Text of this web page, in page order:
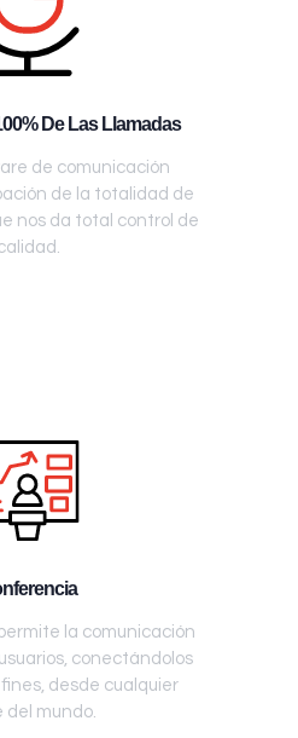
De Las Llamadas
de comunicación
de la totalidad de
nos da total control de
la comunicación
conectándolos
desde cualquier
del mundo.